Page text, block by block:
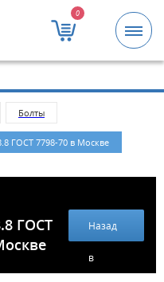
0
Минимальная
Болты
ГОСТ 7798-70 в Москве
ГОСТ
Назад
в